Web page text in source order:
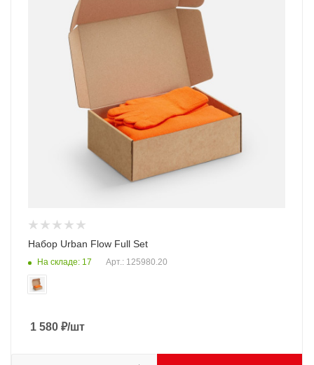
Набор Urban Flow Full Set
На складе: 17 Арт.: 125980.20
1 580 ₽/шт